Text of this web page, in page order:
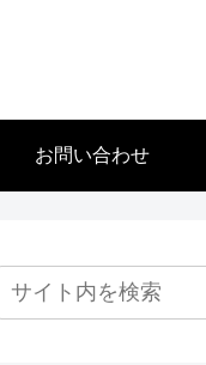
お問い合わせ